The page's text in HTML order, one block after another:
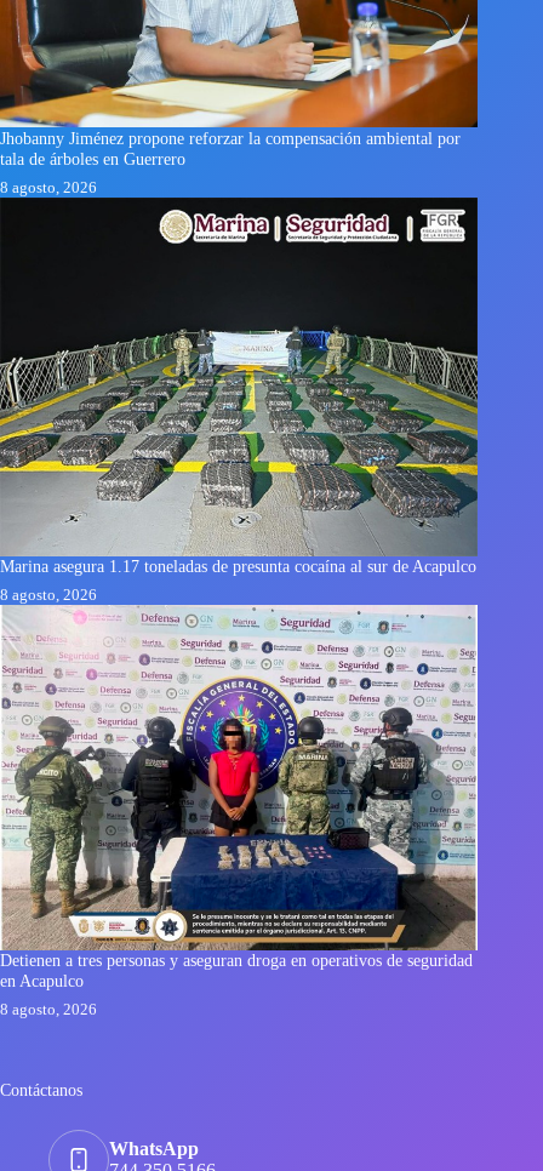
Jhobanny Jiménez propone reforzar la compensación ambiental por
tala de árboles en Guerrero
8 agosto, 2026
Marina asegura 1.17 toneladas de presunta cocaína al sur de Acapulco
8 agosto, 2026
Detienen a tres personas y aseguran droga en operativos de seguridad
en Acapulco
8 agosto, 2026
Contáctanos
WhatsApp